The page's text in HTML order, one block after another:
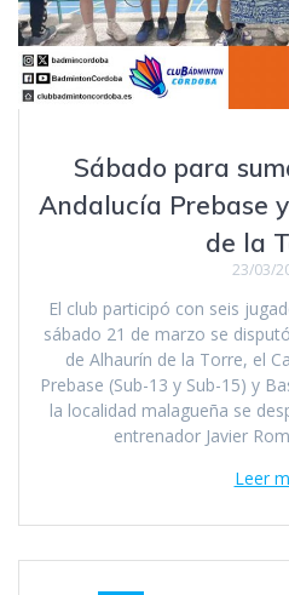
Sábado para
Andalucía Prebase
de la
23/03/
El club participó con seis
sábado 21 de marzo se
de Alhaurín de la Torre, el
Prebase (Sub-13 y Sub-15) y
la localidad malagueña se
entrenador Javier
Leer